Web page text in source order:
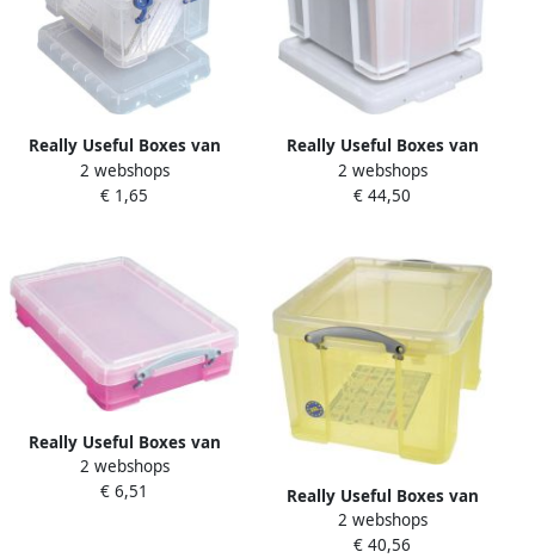
Really Useful Boxes van
stevig kunststof | VindiQ
Really Useful Box
2 webshops
€ 1,65
Really Useful Boxes van
stevig kunststof | VindiQ
Really Useful Box
2 webshops
€ 44,50
Really Useful Boxes van
stevig kunststof | VindiQ
Really Useful Box
2 webshops
€ 6,51
Really Useful Boxes van
stevig kunststof | VindiQ
Really Useful Box
2 webshops
€ 40,56